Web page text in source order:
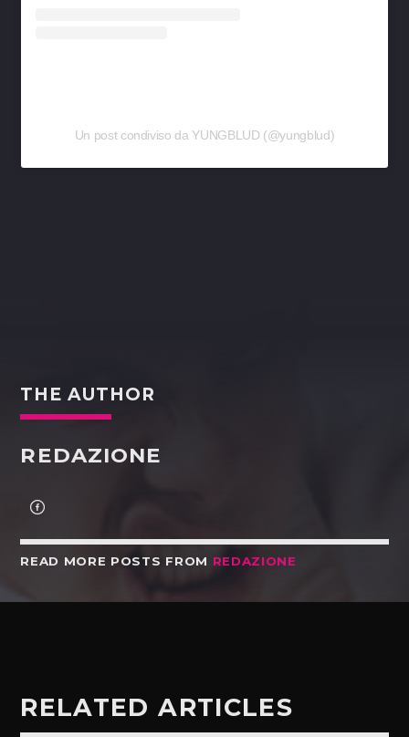
Un post condiviso da YUNGBLUD (@yungblud)
THE AUTHOR
REDAZIONE
READ MORE POSTS FROM REDAZIONE
RELATED ARTICLES